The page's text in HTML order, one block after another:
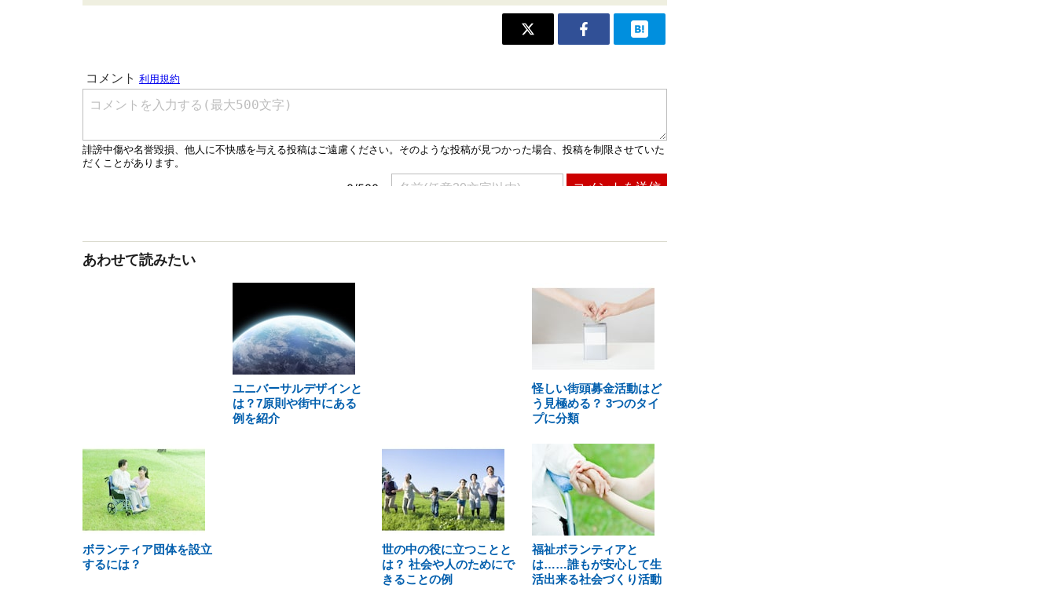
あわせて読みたい
ユニバーサルデザインと
は？7原則や街中にある
例を紹介
怪しい街頭募金活動はど
う見極める？ 3つのタイ
プに分類
ボランティア団体を設立
するには？
世の中の役に立つことと
は？ 社会や人のためにで
きることの例
福祉ボランティアと
は……誰もが安心して生
活出来る社会づくり活動